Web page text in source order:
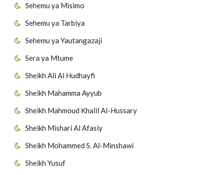
Sehemu ya Misimo
Sehemu ya Tarbiya
Sehemu ya Yautangazaji
Sera ya Mtume
Sheikh Ali Al Hudhayfi
Sheikh Mahamma Ayyub
Sheikh Mahmoud Khalil Al-Hussary
Sheikh Mishari Al Afasiy
Sheikh Mohammed S. Al-Minshawi
Sheikh Yusuf